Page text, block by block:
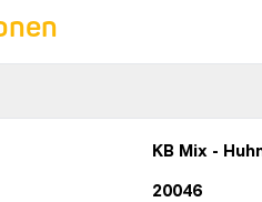
KB Mix -
20046